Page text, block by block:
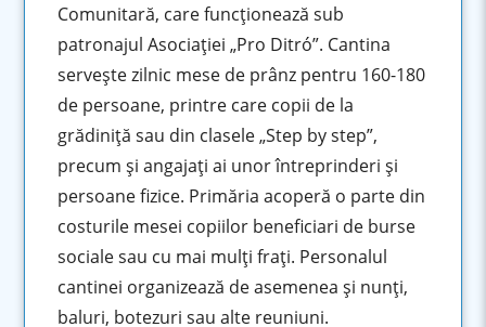
Comunitară, care funcționează sub
patronajul Asociaţiei „Pro Ditró”. Cantina
serveşte zilnic mese de prânz pentru 160-180
de persoane, printre care copii de la
grădiniţă sau din clasele „Step by step”,
precum şi angajaţi ai unor întreprinderi şi
persoane fizice. Primăria acoperă o parte din
costurile mesei copiilor beneficiari de burse
sociale sau cu mai mulţi fraţi. Personalul
cantinei organizează de asemenea şi nunți,
baluri, botezuri sau alte reuniuni.